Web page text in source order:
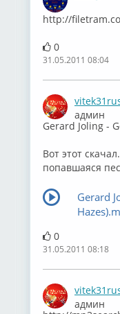
http://
0
31.05.2011 08:04
админ
Gerard Joling -
Вот этот
попавшаяся
Gerard
0
31.05.2011 08:18
админ